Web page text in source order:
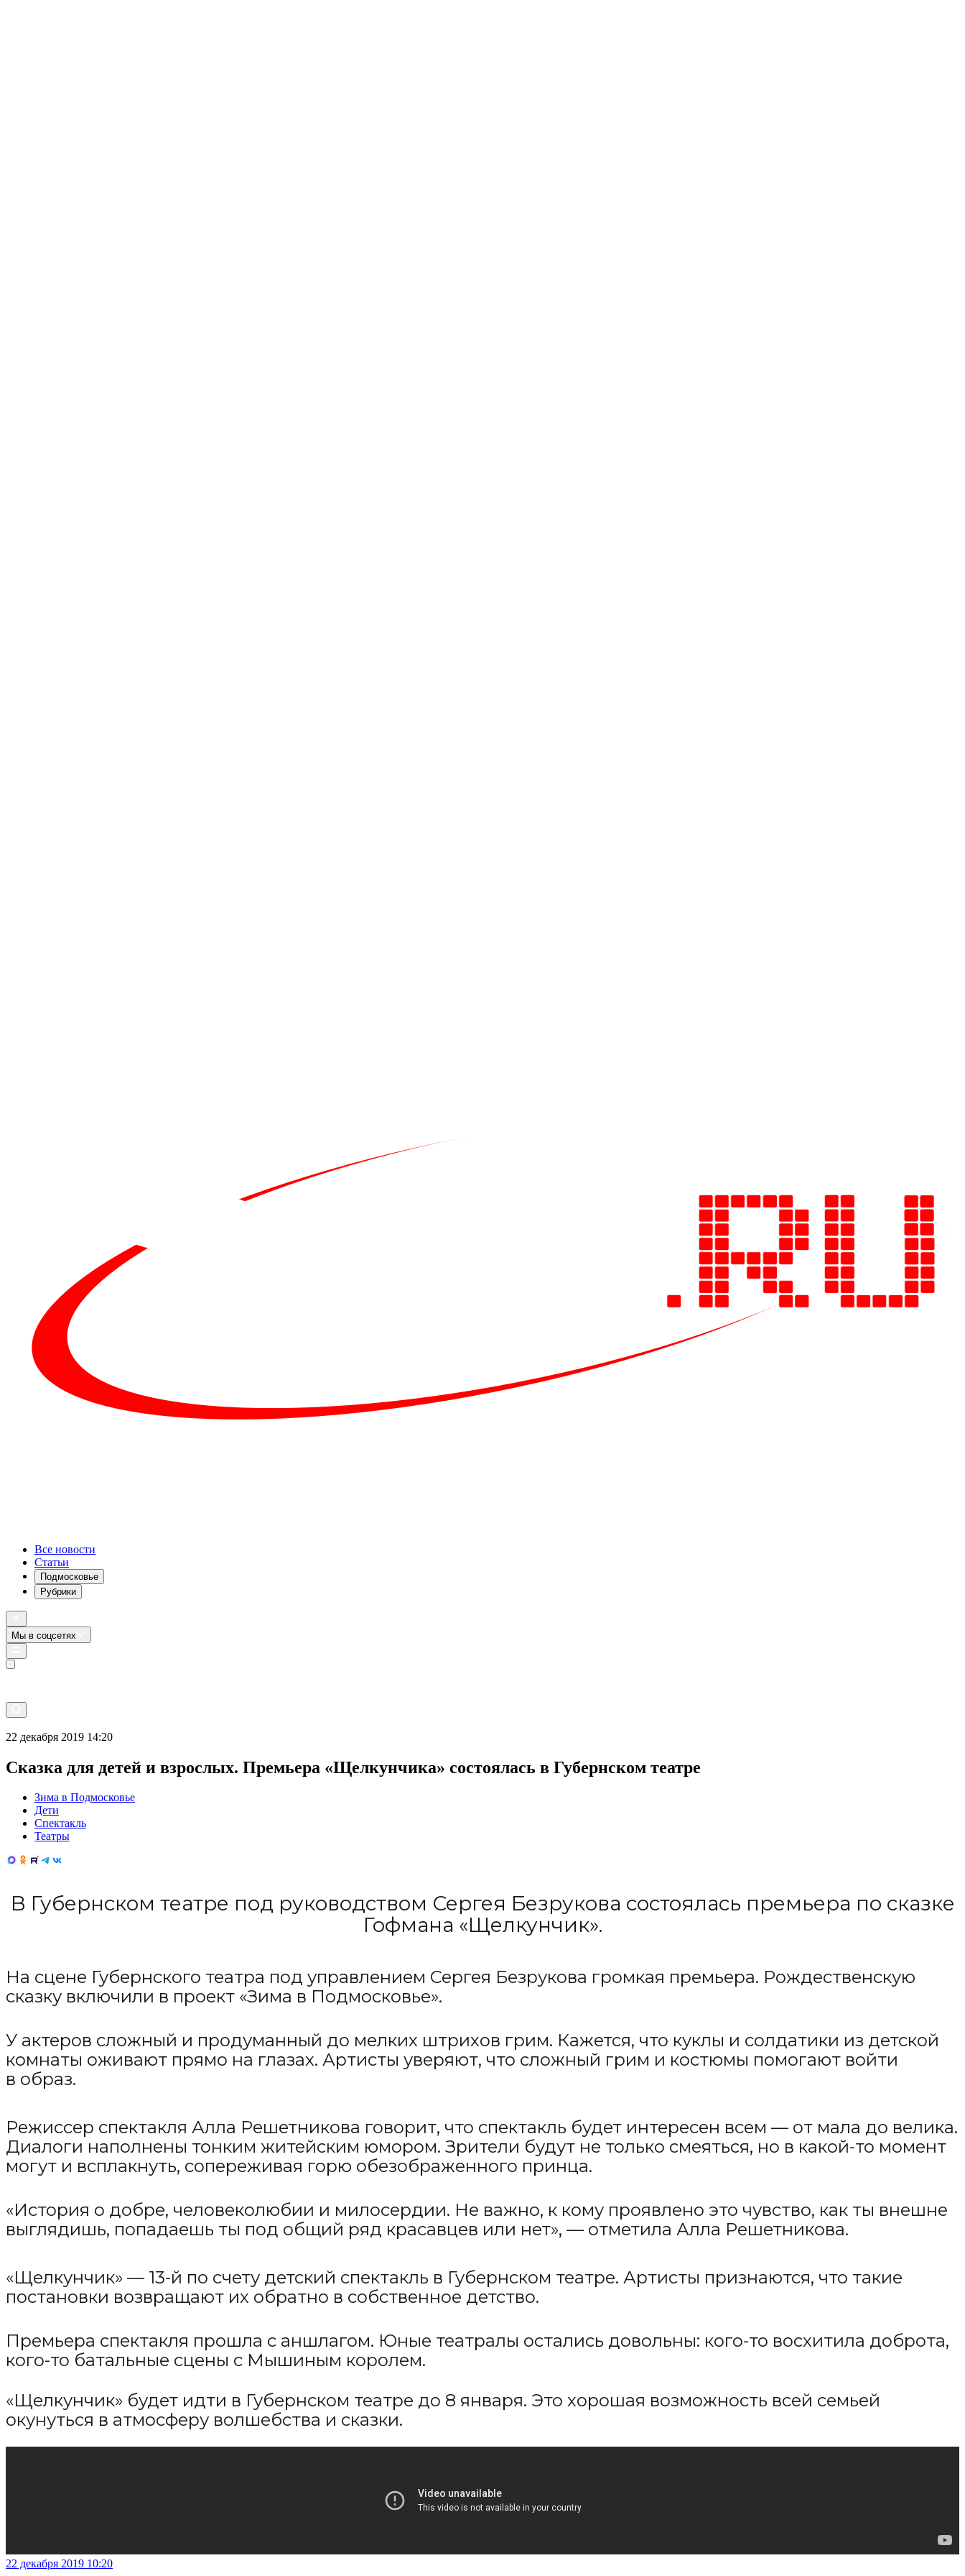
Все новости
Статьи
Подмосковье
Рубрики
Мы в соцсетях
22 декабря 2019 14:20
Сказка для детей и взрослых. Премьера «Щелкунчика» состоялась в Губернском театре
Зима в Подмосковье
Дети
Спектакль
Театры
В Губернском театре под руководством Сергея Безрукова состоялась премьера по сказке
Гофмана «Щелкунчик».
На сцене Губернского театра под управлением Сергея Безрукова громкая премьера. Рождественскую
сказку включили в проект «Зима в Подмосковье».
У актеров сложный и продуманный до мелких штрихов грим. Кажется, что куклы и солдатики из детской
комнаты оживают прямо на глазах. Артисты уверяют, что сложный грим и костюмы помогают войти
в образ.
Режиссер спектакля Алла Решетникова говорит, что спектакль будет интересен всем — от мала до велика.
Диалоги наполнены тонким житейским юмором. Зрители будут не только смеяться, но в какой-то момент
могут и всплакнуть, сопереживая горю обезображенного принца.
«История о добре, человеколюбии и милосердии. Не важно, к кому проявлено это чувство, как ты внешне
выглядишь, попадаешь ты под общий ряд красавцев или нет», — отметила Алла Решетникова.
«Щелкунчик» — 13-й по счету детский спектакль в Губернском театре. Артисты признаются, что такие
постановки возвращают их обратно в собственное детство.
Премьера спектакля прошла с аншлагом. Юные театралы остались довольны: кого-то восхитила доброта,
кого-то батальные сцены с Мышиным королем.
«Щелкунчик» будет идти в Губернском театре до 8 января. Это хорошая возможность всей семьей
окунуться в атмосферу волшебства и сказки.
22 декабря 2019 10:20